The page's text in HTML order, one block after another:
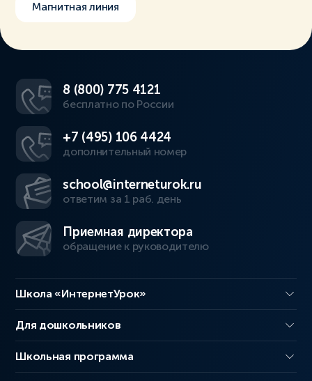
Магнитная линия
8 (800) 775 4121
бесплатно по России
+7 (495) 106 4424
дополнительный номер
school@interneturok.ru
ответим за 1 раб. день
Приемная директора
обращение к руководителю
Школа «ИнтернетУрок»
Для дошкольников
Школьная программа